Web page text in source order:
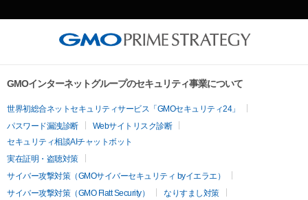
GMOインターネットグループのセキュリティ事業について
世界初総合ネットセキュリティサービス「GMOセキュリティ24」
パスワード漏洩診断
Webサイトリスク診断
セキュリティ相談AIチャットボット
実在証明・盗聴対策
サイバー攻撃対策（GMOサイバーセキュリティ byイエラエ）
サイバー攻撃対策（GMO Flatt Security）
なりすまし対策